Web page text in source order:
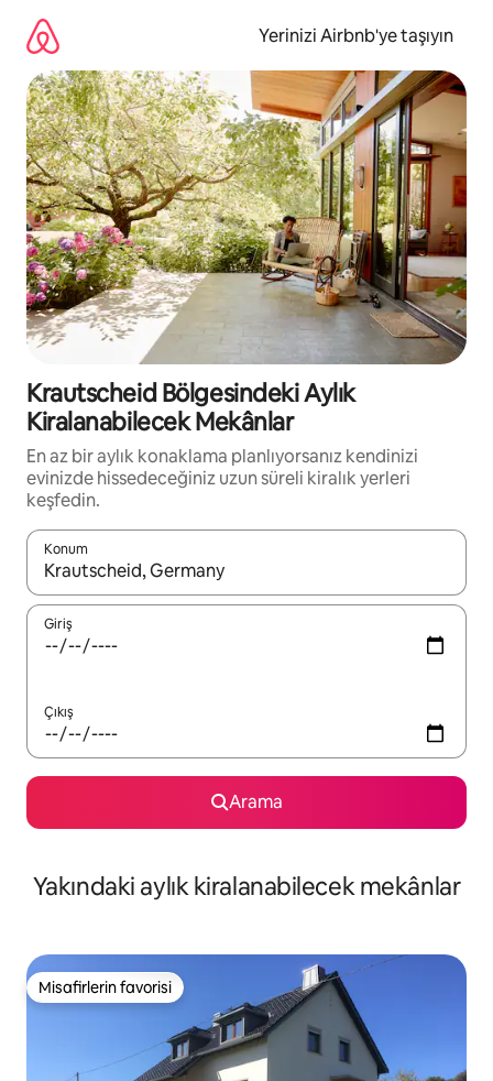
Yerinizi Airbnb'ye taşıyın
Krautscheid Bölgesindeki Aylık
Kiralanabilecek Mekânlar
En az bir aylık konaklama planlıyorsanız kendinizi
evinizde hissedeceğiniz uzun süreli kiralık yerleri
keşfedin.
Konum
Sonuçlar kullanılabilir olduğunda yukarı ve aşağı oklarıyla
Giriş
Çıkış
Arama
Yakındaki aylık kiralanabilecek mekânlar
Misafirlerin favorisi
Misafirlerin favorisi